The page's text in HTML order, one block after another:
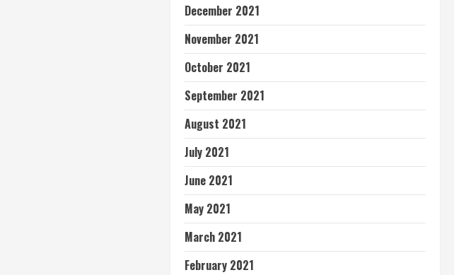
December 2021
November 2021
October 2021
September 2021
August 2021
July 2021
June 2021
May 2021
March 2021
February 2021